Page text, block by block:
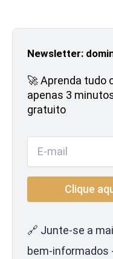
Newsletter:
🚀 Aprenda tudo
apenas 3
gratuito
🔗 Junte-se a
bem-informados